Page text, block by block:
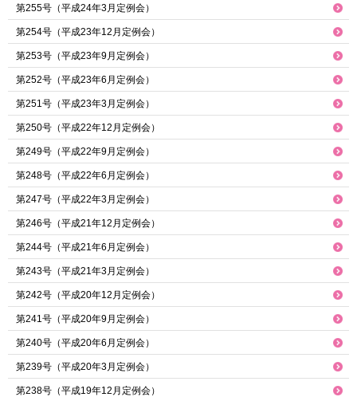
第255号（平成24年3月定例会）
第254号（平成23年12月定例会）
第253号（平成23年9月定例会）
第252号（平成23年6月定例会）
第251号（平成23年3月定例会）
第250号（平成22年12月定例会）
第249号（平成22年9月定例会）
第248号（平成22年6月定例会）
第247号（平成22年3月定例会）
第246号（平成21年12月定例会）
第244号（平成21年6月定例会）
第243号（平成21年3月定例会）
第242号（平成20年12月定例会）
第241号（平成20年9月定例会）
第240号（平成20年6月定例会）
第239号（平成20年3月定例会）
第238号（平成19年12月定例会）